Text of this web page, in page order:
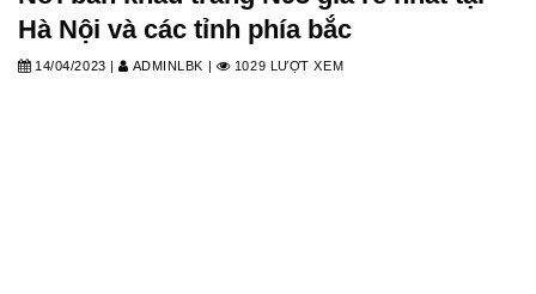
Hà Nội và các tỉnh phía bắc
14/04/2023 | ADMINLBK | 1029 LƯỢT XEM